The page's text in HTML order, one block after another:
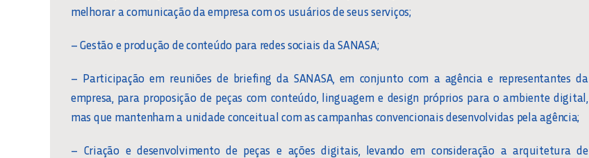
melhorar a comunicação da empresa com os usuários de seus serviços;
– Gestão e produção de conteúdo para redes sociais da SANASA;
– Participação em reuniões de briefing da SANASA, em conjunto com a agência e representantes da
empresa, para proposição de peças com conteúdo, linguagem e design próprios para o ambiente digital,
mas que mantenham a unidade conceitual com as campanhas convencionais desenvolvidas pela agência;
– Criação e desenvolvimento de peças e ações digitais, levando em consideração a arquitetura de